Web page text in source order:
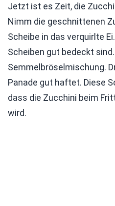
Jetzt ist es Zeit, die
Nimm die geschnittenen
Scheibe in das verquirlte
Scheiben gut bedeckt
Semmelbröselmischung.
Panade gut haftet. Diese
dass die Zucchini beim
wird.